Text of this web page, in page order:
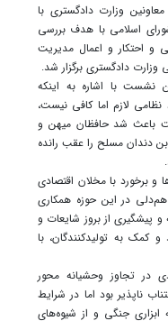
وزارت دادگستری با
اسلامی با هدف بررسی
و احتکار و اعمال مدیریت
وزارت دادگستری برگزار شد.
نشست با اشاره به اینکه
لازم اما کافی نیست،
باعث شد حافظان میهن و
۴۰ روزه دشمن تا بن دندان مسلح را عقب رانده
و برخورد با مخلان اقتصادی
در این حوزه همکاری
و پیشگیری از بروز شایعات و
و کمک به تولیدکنندگان، با
در تجاوز وحشیانه محور
ناپذیر بود اما در شرایط
جنگی و از شیوه‌های